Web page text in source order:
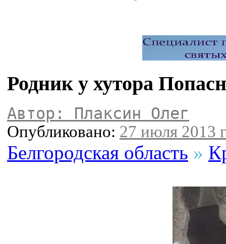
Родник у хутора
Автор: Плаксин Олег
Опубликовано: 27 июля 2013
Белгородская область »